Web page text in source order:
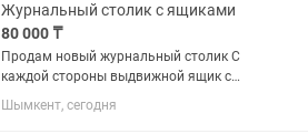
Журнальный столик с ящиками
80 000 ₸
Продам новый журнальный столик С
каждой стороны выдвижной ящик с
доводчиками Размер: 80×80 см,
высота 50 см Материал: ЛДСП Egger
Шымкент, сегодня